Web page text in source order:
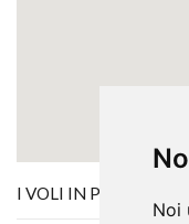
Noi
I VOLI IN PARTENZA